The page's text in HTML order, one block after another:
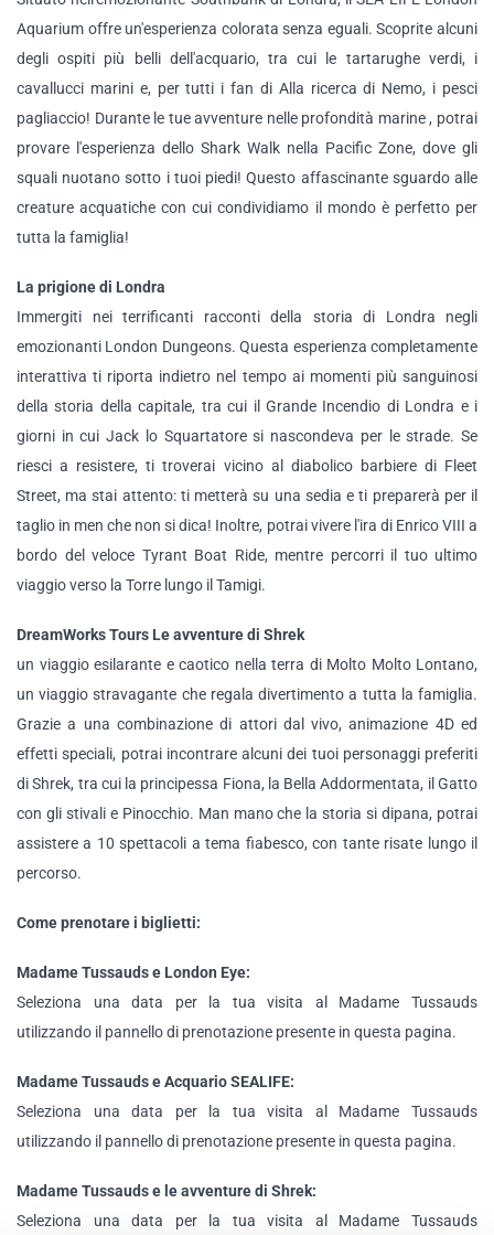
Aquarium offre un'esperienza colorata senza eguali. Scoprite alcuni
degli ospiti più belli dell'acquario, tra cui le tartarughe verdi, i
cavallucci marini e, per tutti i fan di Alla ricerca di Nemo, i pesci
pagliaccio! Durante le tue avventure nelle profondità marine , potrai
provare l'esperienza dello Shark Walk nella Pacific Zone, dove gli
squali nuotano sotto i tuoi piedi! Questo affascinante sguardo alle
creature acquatiche con cui condividiamo il mondo è perfetto per
tutta la famiglia!
La prigione di Londra
Immergiti nei terrificanti racconti della storia di Londra negli
emozionanti London Dungeons. Questa esperienza completamente
interattiva ti riporta indietro nel tempo ai momenti più sanguinosi
della storia della capitale, tra cui il Grande Incendio di Londra e i
giorni in cui Jack lo Squartatore si nascondeva per le strade. Se
riesci a resistere, ti troverai vicino al diabolico barbiere di Fleet
Street, ma stai attento: ti metterà su una sedia e ti preparerà per il
taglio in men che non si dica! Inoltre, potrai vivere l'ira di Enrico VIII a
bordo del veloce Tyrant Boat Ride, mentre percorri il tuo ultimo
viaggio verso la Torre lungo il Tamigi.
DreamWorks Tours Le avventure di Shrek
un viaggio esilarante e caotico nella terra di Molto Molto Lontano,
un viaggio stravagante che regala divertimento a tutta la famiglia.
Grazie a una combinazione di attori dal vivo, animazione 4D ed
effetti speciali, potrai incontrare alcuni dei tuoi personaggi preferiti
di Shrek, tra cui la principessa Fiona, la Bella Addormentata, il Gatto
con gli stivali e Pinocchio. Man mano che la storia si dipana, potrai
assistere a 10 spettacoli a tema fiabesco, con tante risate lungo il
percorso.
Come prenotare i biglietti:
Madame Tussauds e London Eye:
Seleziona una data per la tua visita al Madame Tussauds
utilizzando il pannello di prenotazione presente in questa pagina.
Madame Tussauds e Acquario SEALIFE:
Seleziona una data per la tua visita al Madame Tussauds
utilizzando il pannello di prenotazione presente in questa pagina.
Madame Tussauds e le avventure di Shrek:
Seleziona una data per la tua visita al Madame Tussauds